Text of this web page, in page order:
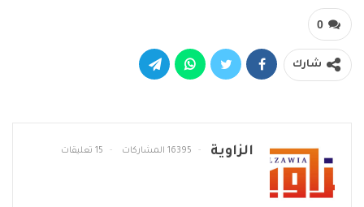
0
شارك
الزاوية 16395 المشاركات 15 تعليقات